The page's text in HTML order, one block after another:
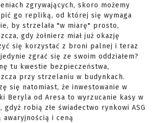
zgrywających, skoro możemy
go repliką, od której się wymaga
by strzelała "w miarę" prosto,
gdy żołnierz miał już okazję
się korzystać z broni palnej i teraz
zgrać się ze swoim oddziałem?
tu kwestie bezpieczeństwa,
przy strzelaniu w budynkach.
się natomiast, że inwestowanie w
Beryla od Aresa to wyrzucanie kasy w
gdyż robią złe świadectwo rynkowi ASG
awaryjnością i ceną